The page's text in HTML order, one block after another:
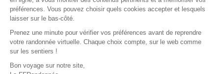
Politique de confidentialité
préférences. Vous pouvez choisir quels cookies accepter et lesquels
laisser sur le bas-côté.
Prenez une minute pour vérifier vos préférences avant de reprendre
votre randonnée virtuelle. Chaque choix compte, sur le web comme
sur les sentiers !
Bon voyage sur notre site,